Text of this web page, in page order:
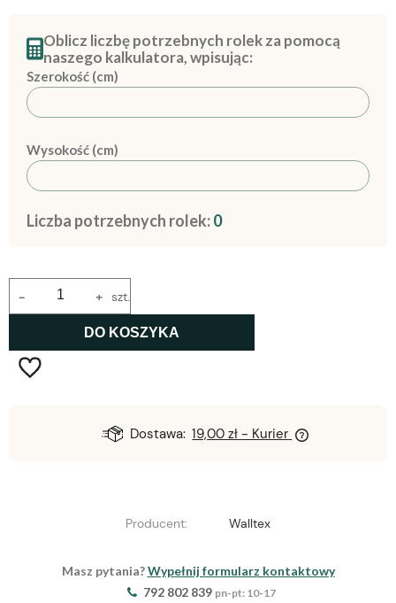
Oblicz liczbę potrzebnych rolek za pomocą
naszego kalkulatora, wpisując:
Szerokość (cm)
Wysokość (cm)
Liczba potrzebnych rolek:0
+
- szt.
DO KOSZYKA
Dostawa: 19,00 zł - Kurier
Producent: Walltex
Masz pytania?Wypełnij formularz kontaktowy
792 802 839 pn-pt: 10-17